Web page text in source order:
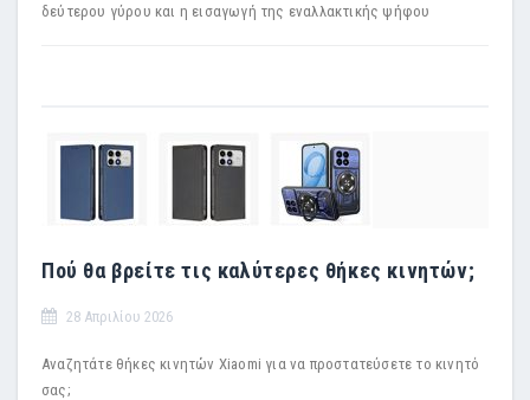
δεύτερου γύρου και η εισαγωγή της εναλλακτικής ψήφου
Πού θα βρείτε τις καλύτερες θήκες κινητών;
28 Απριλίου 2026
Αναζητάτε θήκες κινητών Xiaomi για να προστατεύσετε το κινητό
σας;